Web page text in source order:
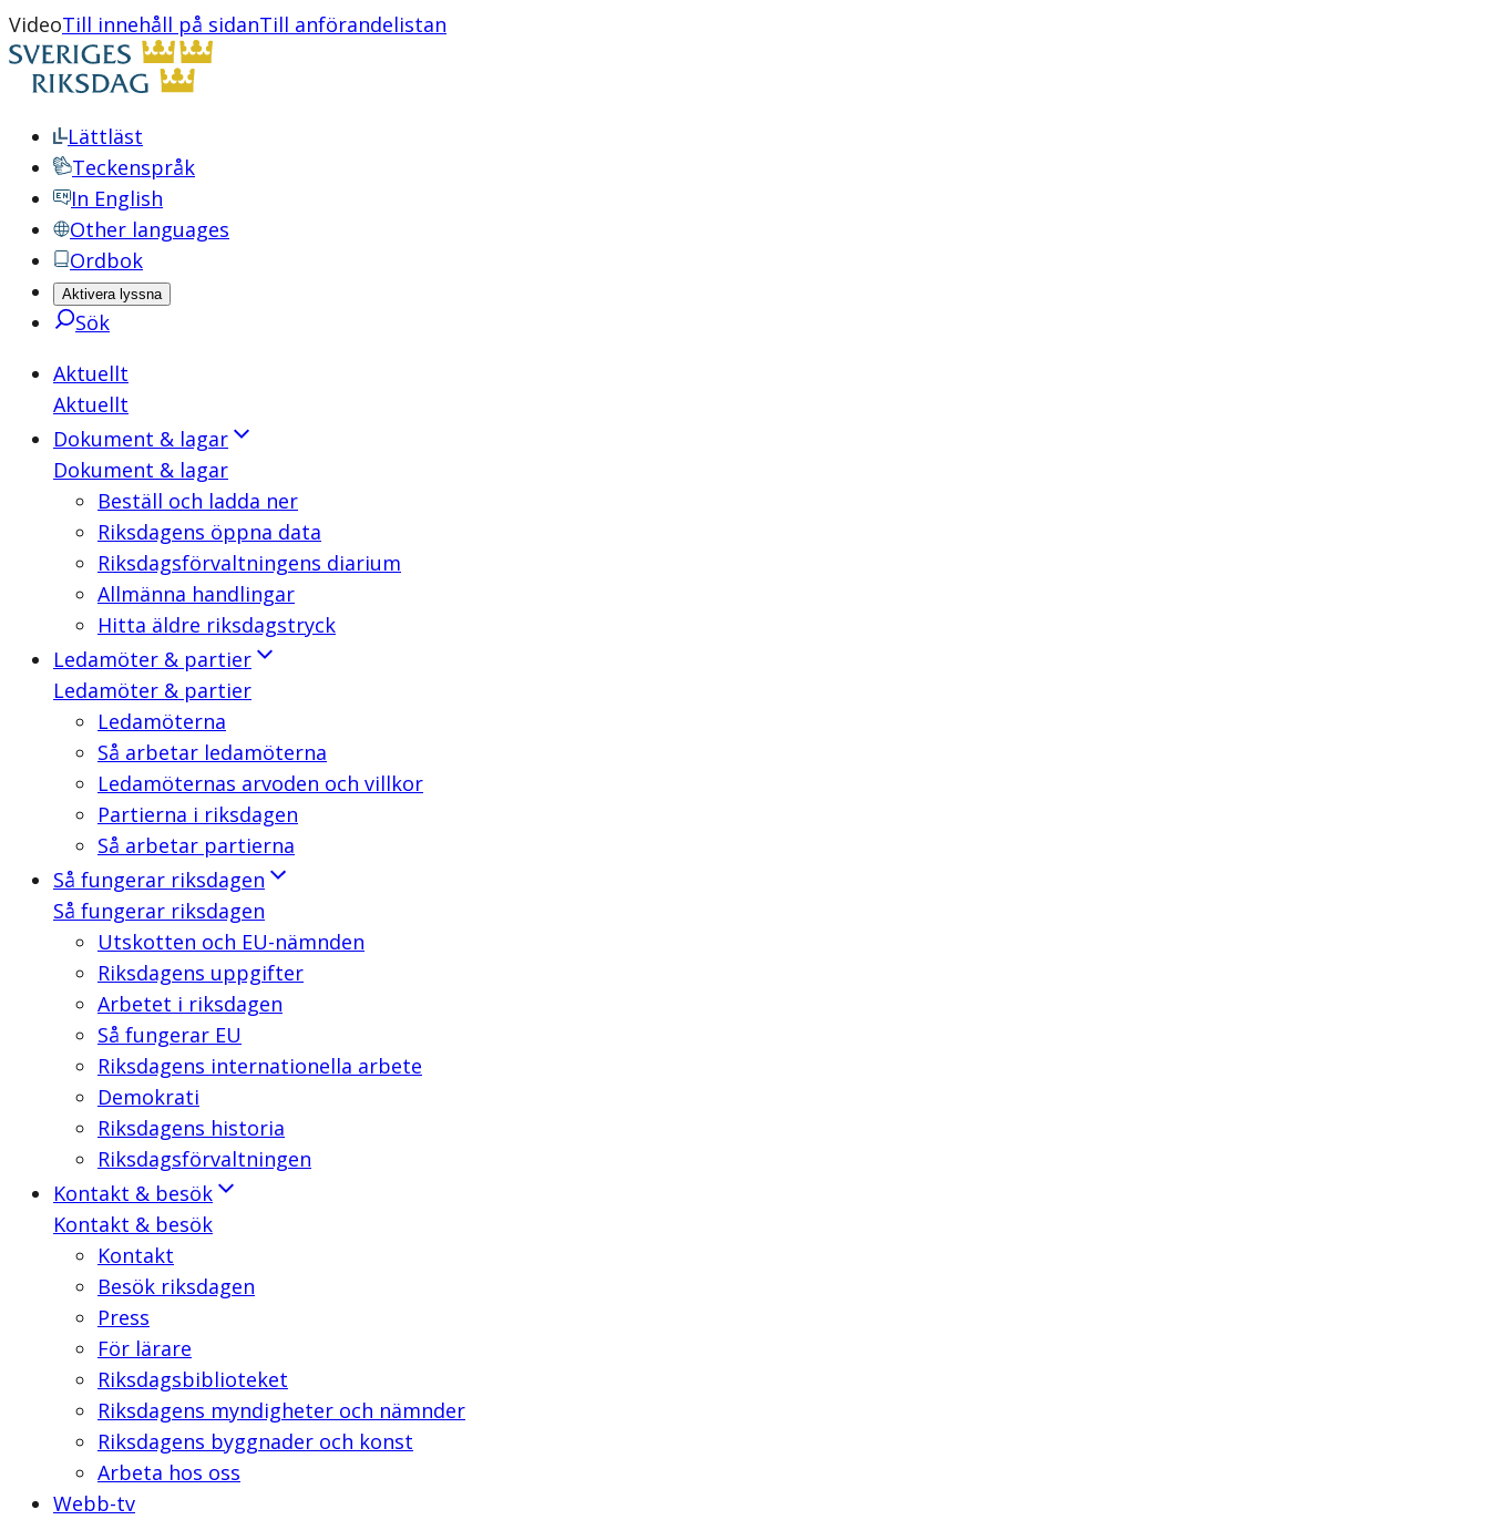
VideoTill innehåll på sidanTill anförandelistan
Lättläst
Teckenspråk
In English
Other languages
Ordbok
Aktivera lyssna
Sök
Aktuellt
Aktuellt
Dokument & lagar
Dokument & lagar
Beställ och ladda ner
Riksdagens öppna data
Riksdagsförvaltningens diarium
Allmänna handlingar
Hitta äldre riksdagstryck
Ledamöter & partier
Ledamöter & partier
Ledamöterna
Så arbetar ledamöterna
Ledamöternas arvoden och villkor
Partierna i riksdagen
Så arbetar partierna
Så fungerar riksdagen
Så fungerar riksdagen
Utskotten och EU-nämnden
Riksdagens uppgifter
Arbetet i riksdagen
Så fungerar EU
Riksdagens internationella arbete
Demokrati
Riksdagens historia
Riksdagsförvaltningen
Kontakt & besök
Kontakt & besök
Kontakt
Besök riksdagen
Press
För lärare
Riksdagsbiblioteket
Riksdagens myndigheter och nämnder
Riksdagens byggnader och konst
Arbeta hos oss
Webb-tv